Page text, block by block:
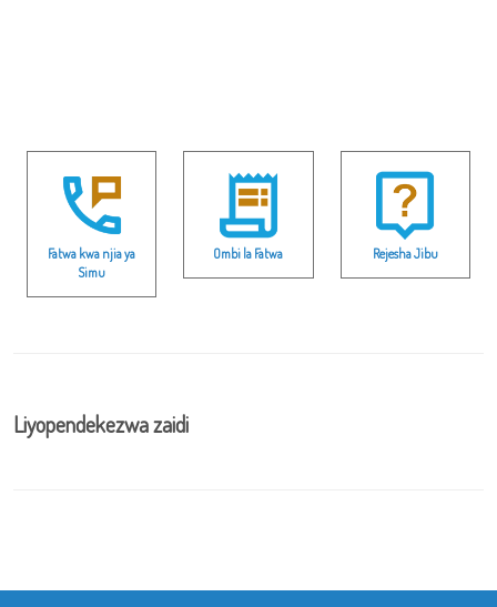
Fatwa kwa njia ya
Simu
Ombi la Fatwa Rejesha Jibu
Liyopendekezwa zaidi